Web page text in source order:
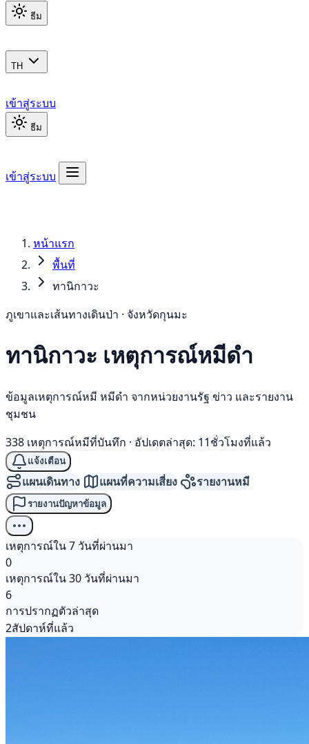
ธีม
TH
เข้าสู่ระบบ
ธีม
เข้าสู่ระบบ
หน้าแรก
พื้นที่
ทานิกาวะ
ภูเขาและเส้นทางเดินป่า · จังหวัดกุนมะ
ทานิกาวะ เหตุการณ์หมีดำ
ข้อมูลเหตุการณ์หมี หมีดำ จากหน่วยงานรัฐ ข่าว และรายงาน
ชุมชน
338 เหตุการณ์หมีที่บันทึก · อัปเดตล่าสุด: 11ชั่วโมงที่แล้ว
แจ้งเตือน
แผนเดินทาง แผนที่ความเสี่ยง รายงานหมี
รายงานปัญหาข้อมูล
เหตุการณ์ใน 7 วันที่ผ่านมา
0
เหตุการณ์ใน 30 วันที่ผ่านมา
6
การปรากฏตัวล่าสุด
2สัปดาห์ที่แล้ว